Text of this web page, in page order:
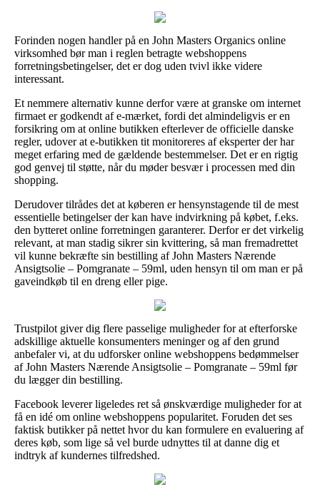
Forinden nogen handler på en John Masters Organics online
virksomhed bør man i reglen betragte webshoppens
forretningsbetingelser, det er dog uden tvivl ikke videre
interessant.
Et nemmere alternativ kunne derfor være at granske om internet
firmaet er godkendt af e-mærket, fordi det almindeligvis er en
forsikring om at online butikken efterlever de officielle danske
regler, udover at e-butikken tit monitoreres af eksperter der har
meget erfaring med de gældende bestemmelser. Det er en rigtig
god genvej til støtte, når du møder besvær i processen med din
shopping.
Derudover tilrådes det at køberen er hensynstagende til de mest
essentielle betingelser der kan have indvirkning på købet, f.eks.
den bytteret online forretningen garanterer. Derfor er det virkelig
relevant, at man stadig sikrer sin kvittering, så man fremadrettet
vil kunne bekræfte sin bestilling af John Masters Nærende
Ansigtsolie – Pomgranate – 59ml, uden hensyn til om man er på
gaveindkøb til en dreng eller pige.
Trustpilot giver dig flere passelige muligheder for at efterforske
adskillige aktuelle konsumenters meninger og af den grund
anbefaler vi, at du udforsker online webshoppens bedømmelser
af John Masters Nærende Ansigtsolie – Pomgranate – 59ml før
du lægger din bestilling.
Facebook leverer ligeledes ret så ønskværdige muligheder for at
få en idé om online webshoppens popularitet. Foruden det ses
faktisk butikker på nettet hvor du kan formulere en evaluering af
deres køb, som lige så vel burde udnyttes til at danne dig et
indtryk af kundernes tilfredshed.